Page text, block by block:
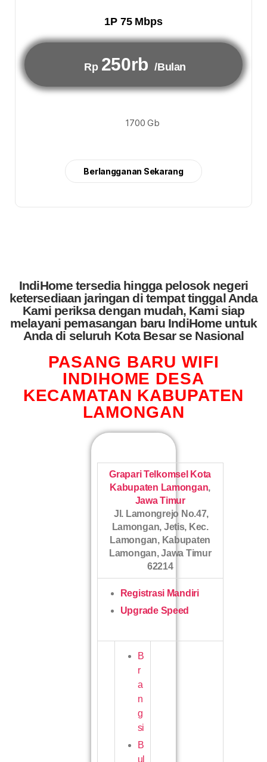
1P 75 Mbps
Rp 250rb /Bulan
1700 Gb
Berlangganan Sekarang
IndiHome tersedia hingga pelosok negeri
ketersediaan jaringan di tempat tinggal Anda
Kami periksa dengan mudah, Kami siap
melayani pemasangan baru IndiHome untuk
Anda di seluruh Kota Besar se Nasional
PASANG BARU WIFI
INDIHOME DESA
KECAMATAN KABUPATEN
LAMONGAN
Grapari Telkomsel Kota
Kabupaten Lamongan,
Jawa Timur
Jl. Lamongrejo No.47,
Lamongan, Jetis, Kec.
Lamongan, Kabupaten
Lamongan, Jawa Timur
62214
Registrasi Mandiri
Upgrade Speed
B
r
a
n
g
si
B
ul